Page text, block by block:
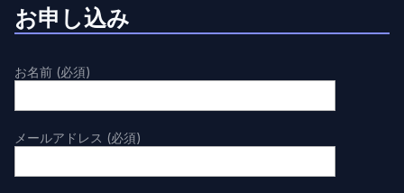
お申し込み
お名前 (必須)
メールアドレス (必須)